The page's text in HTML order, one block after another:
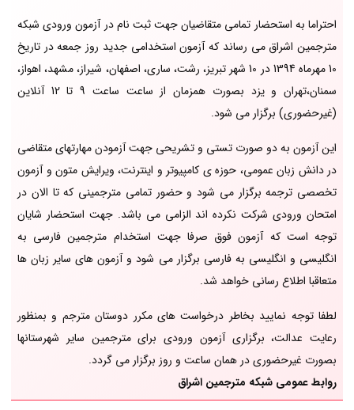
احتراما به استحضار تمامی متقاضیان جهت ثبت نام در آزمون ورودی شبکه
مترجمین اشراق می رساند که آزمون استخدامی جدید روز جمعه در تاریخ
10 مهرماه 1394 در 10 شهر تبریز، رشت، ساری، اصفهان، شیراز، مشهد، اهواز،
سمنان،تهران و یزد بصورت همزمان از ساعت ساعت 9 تا 12 آنلاین
(غیرحضوری) برگزار می شود.
این آزمون به دو صورت تستی و تشریحی جهت آزمودن مهارتهای متقاضی
در دانش زبان عمومی، حوزه ی کامپیوتر و اینترنت، ویرایش متون و آزمون
تخصصی ترجمه برگزار می شود و حضور تمامی مترجمینی که تا الان در
امتحان ورودی شرکت نکرده اند الزامی می باشد. جهت استحضار شایان
توجه است که آزمون فوق صرفا جهت استخدام مترجمین فارسی به
انگلیسی و انگلیسی به فارسی برگزار می شود و آزمون های سایر زبان ها
متعاقبا اطلاع رسانی خواهد شد.
لطفا توجه نمایید بخاطر درخواست های مکرر دوستان مترجم و بمنظور
رعایت عدالت، برگزاری آزمون ورودی برای مترجمین سایر شهرستانها
بصورت غیرحضوری در همان ساعت و روز برگزار می گردد.
روابط عمومی شبکه مترجمین اشراق